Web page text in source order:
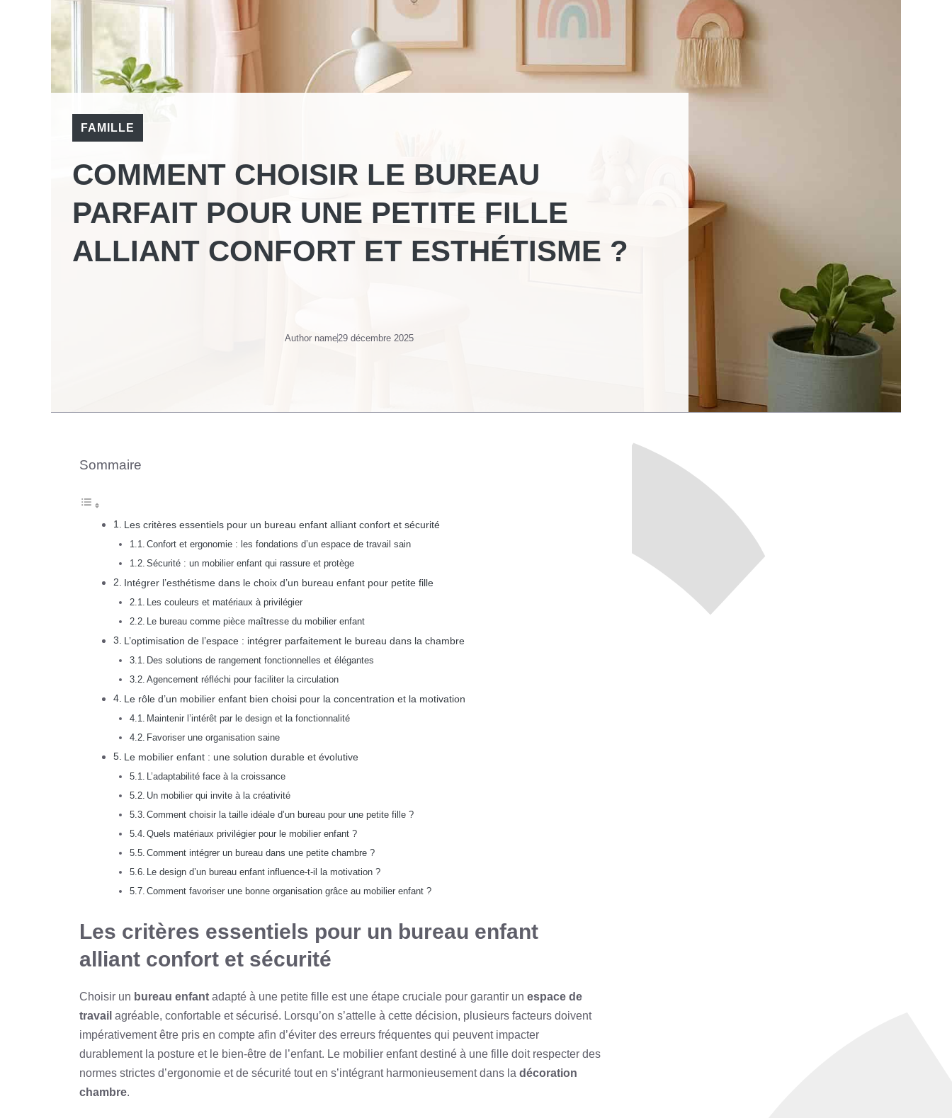
FAMILLE
COMMENT CHOISIR LE BUREAU
PARFAIT POUR UNE PETITE FILLE
ALLIANT CONFORT ET ESTHÉTISME ?
Author name29 décembre 2025
Sommaire
Les critères essentiels pour un bureau enfant alliant confort et sécurité
Confort et ergonomie : les fondations d’un espace de travail sain
Sécurité : un mobilier enfant qui rassure et protège
Intégrer l’esthétisme dans le choix d’un bureau enfant pour petite fille
Les couleurs et matériaux à privilégier
Le bureau comme pièce maîtresse du mobilier enfant
L’optimisation de l’espace : intégrer parfaitement le bureau dans la chambre
Des solutions de rangement fonctionnelles et élégantes
Agencement réfléchi pour faciliter la circulation
Le rôle d’un mobilier enfant bien choisi pour la concentration et la motivation
Maintenir l’intérêt par le design et la fonctionnalité
Favoriser une organisation saine
Le mobilier enfant : une solution durable et évolutive
L’adaptabilité face à la croissance
Un mobilier qui invite à la créativité
Comment choisir la taille idéale d’un bureau pour une petite fille ?
Quels matériaux privilégier pour le mobilier enfant ?
Comment intégrer un bureau dans une petite chambre ?
Le design d’un bureau enfant influence-t-il la motivation ?
Comment favoriser une bonne organisation grâce au mobilier enfant ?
Les critères essentiels pour un bureau enfant
alliant confort et sécurité
Choisir un bureau enfant adapté à une petite fille est une étape cruciale pour garantir un espace de
travail agréable, confortable et sécurisé. Lorsqu’on s’attelle à cette décision, plusieurs facteurs doivent
impérativement être pris en compte afin d’éviter des erreurs fréquentes qui peuvent impacter
durablement la posture et le bien-être de l’enfant. Le mobilier enfant destiné à une fille doit respecter des
normes strictes d’ergonomie et de sécurité tout en s’intégrant harmonieusement dans la décoration
chambre.